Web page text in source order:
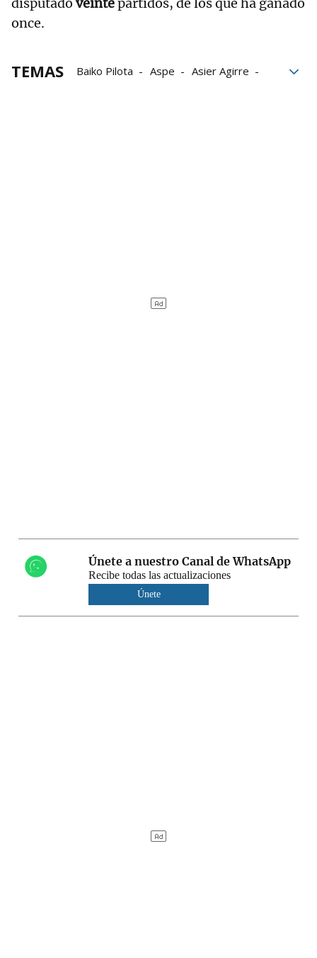
disputado veintepartidos, de los que ha ganado
once.
TEMAS Baiko Pilota Aspe
Asier Agirre
Únete a nuestro Canal de WhatsApp
Recibe todas las actualizaciones
Únete